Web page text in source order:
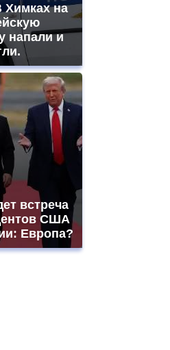
на
напали и
встреча
США
Европа?